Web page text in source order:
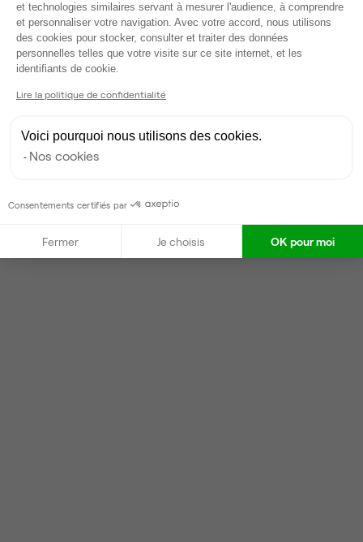
et technologies similaires servant à mesurer l'audience, à comprendre
et personnaliser votre navigation. Avec votre accord, nous utilisons
des cookies pour stocker, consulter et traiter des données
personnelles telles que votre visite sur ce site internet, et les
identifiants de cookie.
Lire la politique de confidentialité
Voici pourquoi nous utilisons des cookies.
Nos cookies
Consentements certifiés par
Fermer Je choisis OK pour moi